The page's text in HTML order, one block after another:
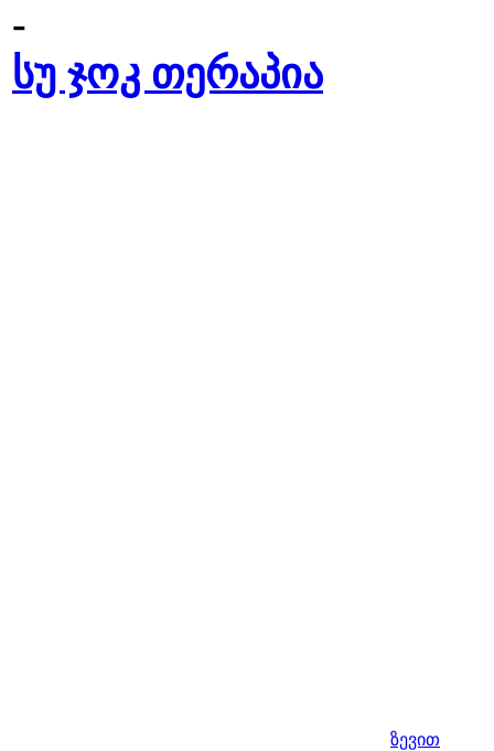
-
სუ ჯოკ თერაპია
ზევით